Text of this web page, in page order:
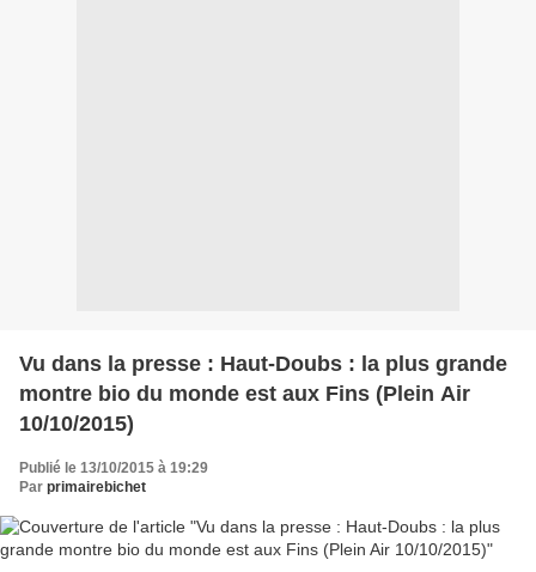
Vu dans la presse : Haut-Doubs : la plus grande
montre bio du monde est aux Fins (Plein Air
10/10/2015)
Publié le 13/10/2015 à 19:29
Par primairebichet